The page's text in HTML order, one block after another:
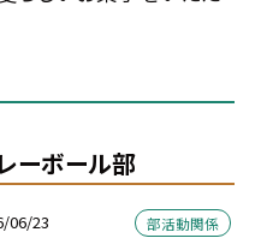
ーボール部
06/23 部活動関係